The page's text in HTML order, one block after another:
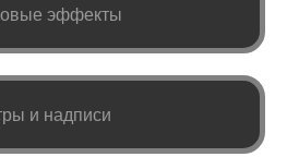
эффекты
и надписи